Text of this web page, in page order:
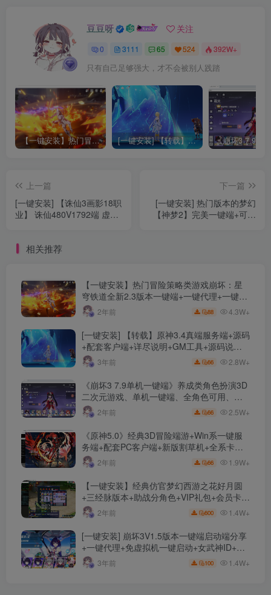
豆豆呀 关注
0 3111 65 524 392W+
只有自己足够强大，才不会被别人践踏
【一键安装】热门冒险策略类游戏崩坏：星穹铁道全新2.3版本一键端+一键代理+一键启动+免虚拟机 [一键安装] 【转载】原神3.4真端服务端+源码+配套客户端+详尽说明+GM工具+源码说明文件
上一篇
[一键安装] 【诛仙3画影18职
业】 诛仙480V1792端 虚拟
下一篇
[一键安装] 热门版本的梦幻
【神梦2】完美一键端+可联
相关推荐
【一键安装】热门冒险策略类游戏崩坏：星
穹铁道全新2.3版本一键端+一键代理+一键启
动+免虚拟机
2年前 88 4.3W+
[一键安装] 【转载】原神3.4真端服务端+源码
+配套客户端+详尽说明+GM工具+源码说明
文件3年前 66 2.8W+
《崩坏3 7.9单机一键端》养成类角色扮演3D
二次元游戏、单机一键端、全角色可用、无
限资源、附带保姆级安装教程
2年前 66 2.5W+
《原神5.0》经典3D冒险端游+Win系一键服
务端+配套PC客户端+新版割草机+全系卡池
文件2年前 66 1.9W+
【一键安装】经典仿官梦幻西游之花好月圆
+三经脉版本+助战分角色+VIP礼包+会员卡
+剧情活动+视频搭建及其他修改资料
2年前 600 1.4W+
[一键安装] 崩坏3V1.5版本一键端启动端分享
+一键代理+免虚拟机一键启动+女武神ID+详
细指令+极简一键修改
3年前 100 1.4W+